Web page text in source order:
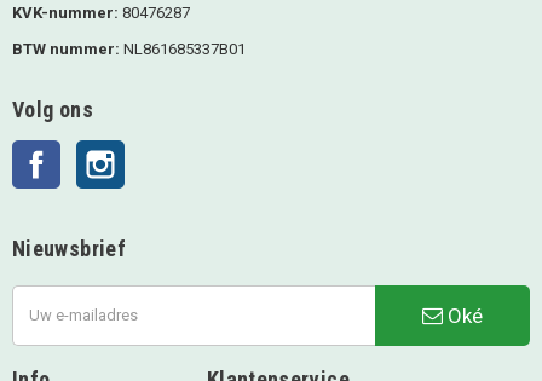
KVK-nummer: 80476287
BTW nummer: NL861685337B01
Volg ons
Facebook
Nieuwsbrief
Oké